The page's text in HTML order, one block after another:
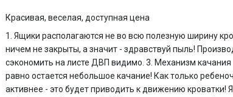
Красивая, веселая, доступная цена
1. Ящики располагаются не во всю полезную ширину
ничем не закрыты, а значит - здравствуй пыль!
сэкономить на листе ДВП видимо. 3. Механизм качания
равно остается небольшое качание! Как только
активнее - это будет приводить к движению кроватки!